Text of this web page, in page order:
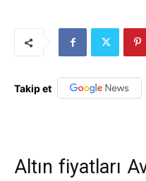
Takip et
Altın fiyatları